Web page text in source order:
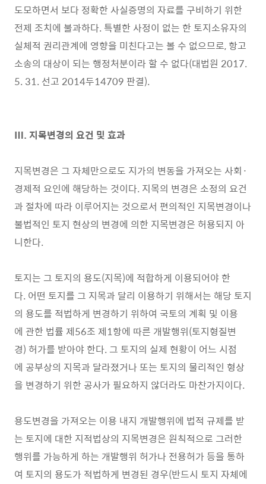
도모하면서 보다 정확한 사실증명의 자료를 구비하기 위한
전제 조치에 불과하다. 특별한 사정이 없는 한 토지소유자의
실체적 권리관계에 영향을 미친다고는 볼 수 없으므로, 항고
소송의 대상이 되는 행정처분이라 할 수 없다(대법원 2017.
5. 31. 선고 2014두14709 판결).
Ⅲ. 지목변경의 요건 및 효과
지목변경은 그 자체만으로도 지가의 변동을 가져오는 사회·
경제적 요인에 해당하는 것이다. 지목의 변경은 소정의 요건
과 절차에 따라 이루어지는 것으로서 편의적인 지목변경이나
불법적인 토지 현상의 변경에 의한 지목변경은 허용되지 아
니한다.
토지는 그 토지의 용도(지목)에 적합하게 이용되어야 한
다. 어떤 토지를 그 지목과 달리 이용하기 위해서는 해당 토지
의 용도를 적법하게 변경하기 위하여 국토의 계획 및 이용
에 관한 법률 제56조 제1항에 따른 개발행위(토지형질변
경) 허가를 받아야 한다. 그 토지의 실제 현황이 어느 시점
에 공부상의 지목과 달라졌거나 또는 토지의 물리적인 형상
을 변경하기 위한 공사가 필요하지 않더라도 마찬가지이다.
용도변경을 가져오는 이용 내지 개발행위에 법적 규제를 받
는 토지에 대한 지적법상의 지목변경은 원칙적으로 그러한
행위를 가능하게 하는 개발행위 허가나 전용허가 등을 통하
여 토지의 용도가 적법하게 변경된 경우(반드시 토지 자체에